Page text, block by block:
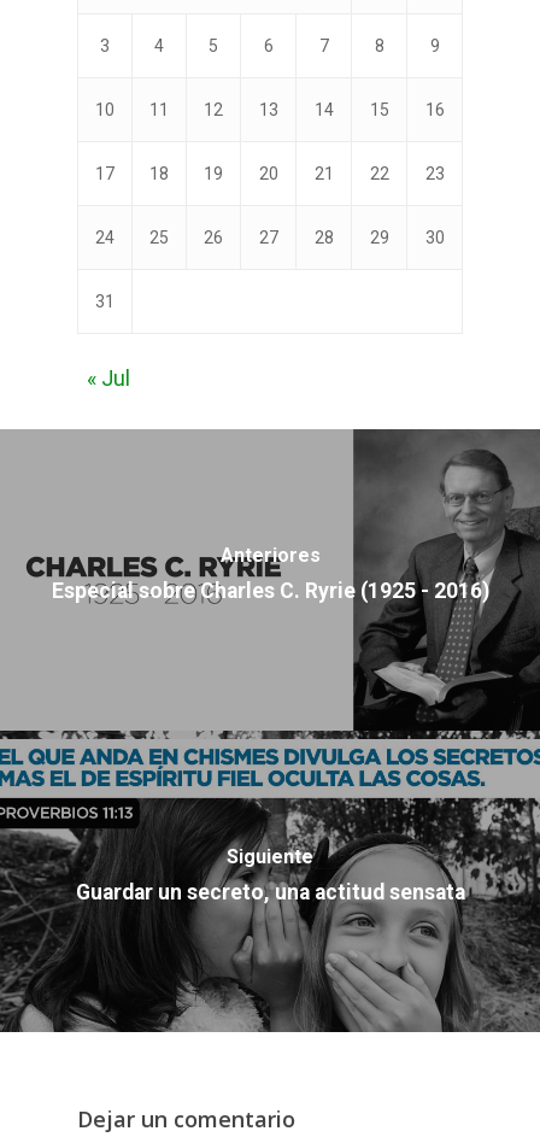
3 4 5 6 7 8 9
10 11 12 13 14 15 16
17 18 19 20 21 22 23
24 25 26 27 28 29 30
31
« Jul
Anteriores
Especial sobre Charles C. Ryrie (1925 - 2016)
Siguiente
Guardar un secreto, una actitud sensata
Dejar un comentario